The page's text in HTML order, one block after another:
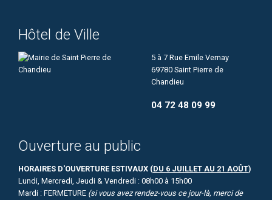
Hôtel de Ville
5 à 7 Rue Emile Vernay
69780 Saint Pierre de
Chandieu
04 72 48 09 99
Ouverture au public
HORAIRES D'OUVERTURE ESTIVAUX (DU 6 JUILLET AU 21 AOÛT)
Lundi, Mercredi, Jeudi & Vendredi : 08h00 à 15h00
Mardi : FERMETURE (si vous avez rendez-vous ce jour-là, merci de